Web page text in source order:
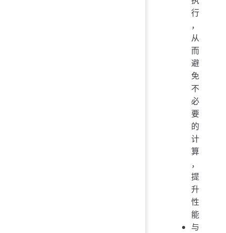
行
，
从
而
避
免
不
必
要
的
计
算
，
提
升
性
能
与